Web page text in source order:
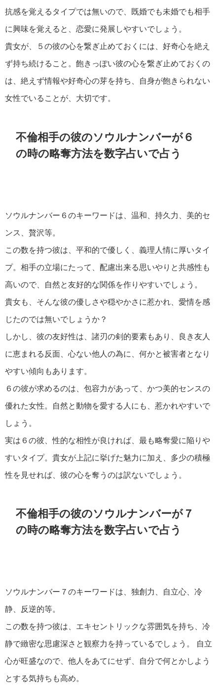
抗感を覚えるタイプでは無いので、既婚でも未婚でも相手
に興味を覚えると、恋愛に発展しやすいでしょう。
貴女が、５の彼の心を繋ぎ止めておくには、好奇心を絶え
ず持ち続けること。飽きっぽい彼の心を繋ぎ止めておくの
は、絶えず情報や好奇心の芽を持ち、自身が飽きられない
女性でいることが、大切です。
不倫相手の彼のソウルナンバーが６
の時の略奪方法を数字占いで占う
ソウルナンバー６のキーワードは、温和、持久力、美的セ
ンス、贅沢等。
この数を持つ彼は、平和的で優しく、義理人情に厚いタイ
プ。相手の立場にたって、配慮出来る思いやりと共感性も
高いので、自然と友好的な関係を作りやすいでしょう。
貴女も、そんな彼の優しさや穏やかさに惹かれ、愛情を感
じたのでは無いでしょうか？
しかし、彼の友好性は、諸刃の剣的要素もあり、良き友人
に恵まれる反面、心ない他人の為に、何かと被害者となり
やすい傾向もあります。
６の彼が求めるのは、包容力があって、かつ美的センスの
優れた女性。自然と動物を愛する人にも、惹かれやすいで
しょう。
実は６の彼、性的な相性が良ければ、最も略奪愛に陥りや
すいタイプ。貴女が上記に挙げた魅力に加え、多少の積極
性を見せれば、彼の心を奪うのは訳ないでしょう。
不倫相手の彼のソウルナンバーが７
の時の略奪方法を数字占いで占う
ソウルナンバー７のキーワードは、独創力、自立心、冷
静、反逆的等。
この数を持つ彼は、エキセントリックな雰囲気を持ち、冷
静で緻密な思慮深さと観察力を持っているでしょう。 自立
心が旺盛なので、他人をあてにせず、自分で何とかしよう
とする気持ちも高め。